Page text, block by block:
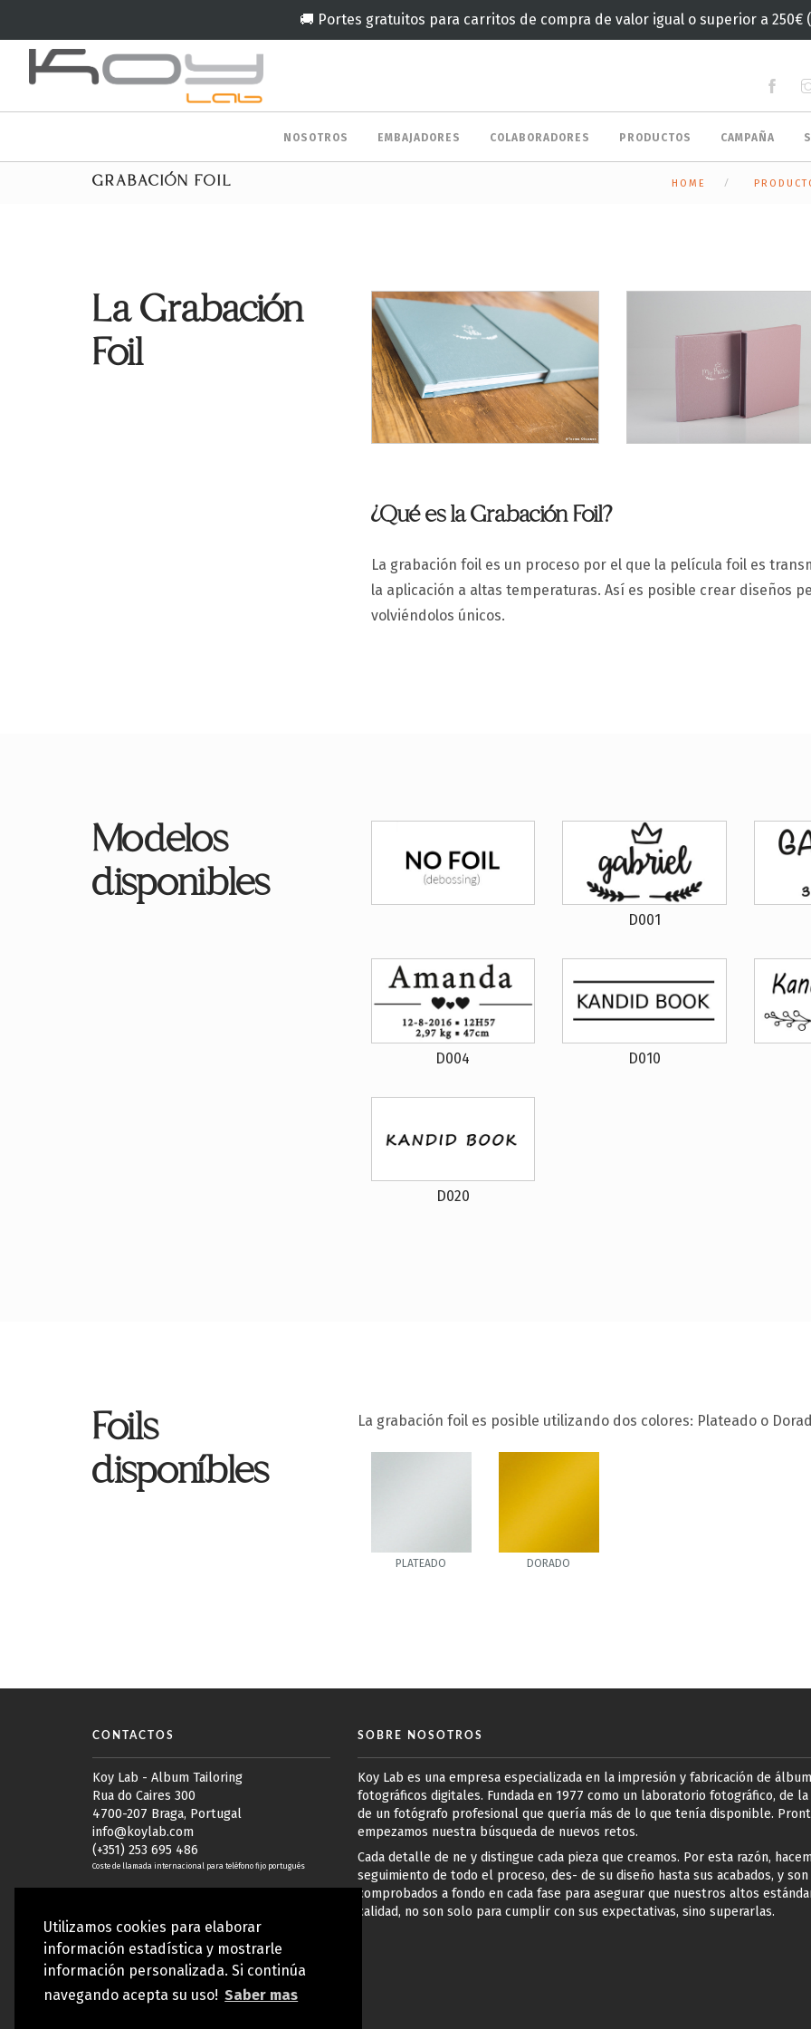
Utilizamos cookies para elaborar
información estadística y mostrarle
información personalizada. Si continúa
navegando acepta su uso! Saber mas
🚚 Portes gratuitos para carritos de compra de valor igual o superior a 250€
NOSOTROS EMBAJADORES COLABORADORES PRODUCTOS CAMPAÑA
GRABACIÓN FOIL HOME
La Grabación
Foil
¿Qué es la Grabación Foil?
La grabación foil es un proceso por el que la película foil es
la aplicación a altas temperaturas. Así es posible crear diseños
volviéndolos únicos.
Modelos
disponibles
D001
D004 D010
D020
Foils
disponíbles
La grabación foil es posible utilizando dos colores: Plateado o
PLATEADO DORADO
CONTACTOS
Koy Lab - Album Tailoring
Rua do Caires 300
4700-207 Braga, Portugal
info@koylab.com
(+351) 253 695 486
Coste de llamada internacional para teléfono fijo portugués
hasta 17h30 (GMT+1)
SOBRE NOSOTROS
Koy Lab es una empresa especializada en la impresión y fabricación de
fotográficos digitales. Fundada en 1977 como un laboratorio fotográfico, de la
de un fotógrafo profesional que quería más de lo que tenía disponible.
empezamos nuestra búsqueda de nuevos retos.
Cada detalle de ne y distingue cada pieza que creamos. Por esta razón,
seguimiento de todo el proceso, des- de su diseño hasta sus acabados, y son
comprobados a fondo en cada fase para asegurar que nuestros altos
calidad, no son solo para cumplir con sus expectativas, sino superarlas.